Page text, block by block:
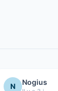
N Nogius